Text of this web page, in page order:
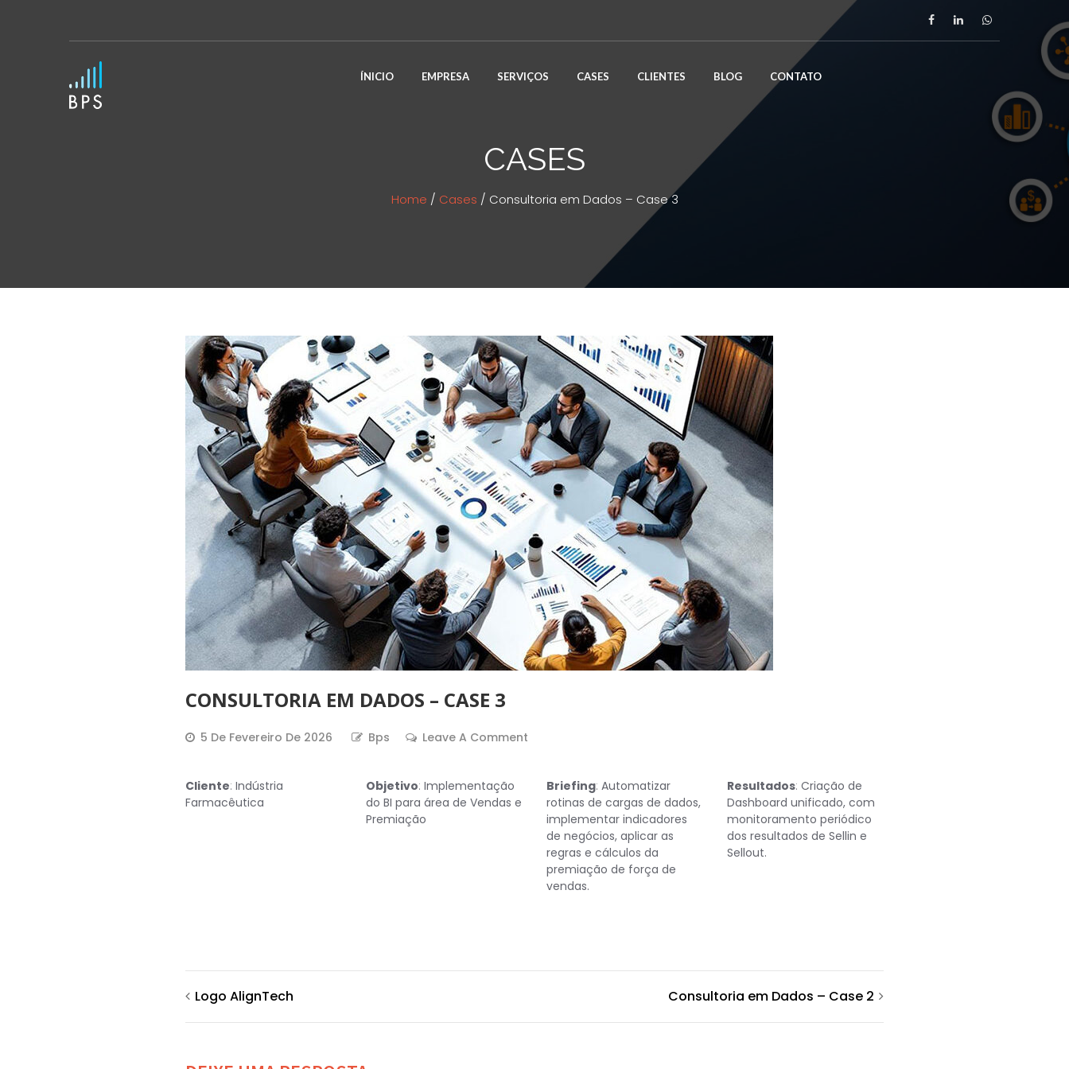
ÍNICIO EMPRESA SERVIÇOS CASES CLIENTES BLOG CONTATO
CASES
Home / Cases / Consultoria em Dados – Case 3
CONSULTORIA EM DADOS – CASE 3
5 De Fevereiro De 2026 Bps Leave A Comment
Dados
Case
Cliente:Indústria
Farmacêutica
Objetivo:Implementação
do BI para área de Vendas e
Premiação
Briefing: Automatizar
rotinas de cargas de dados,
implementar indicadores
de negócios, aplicar as
regras e cálculos da
premiação de força de
vendas.
Resultados: Criação de
Dashboard unificado, com
monitoramento periódico
dos resultados de Sellin e
Sellout.
Navegação
Logo AlignTech Consultoria em Dados – Case 2